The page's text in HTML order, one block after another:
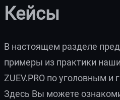
Кейсы
В настоящем разделе
примеры из практики
ZUEV.PRO по уголовным
Здесь Вы можете